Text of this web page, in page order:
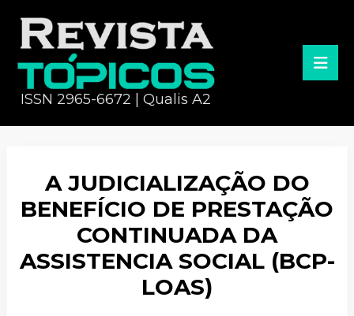
ISSN 2965-6672 | Qualis A2
A JUDICIALIZAÇÃO DO
BENEFÍCIO DE PRESTAÇÃO
CONTINUADA DA
ASSISTENCIA SOCIAL (BCP-
LOAS)